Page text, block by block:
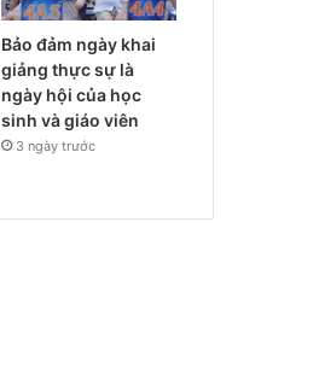
Bảo đảm ngày khai
giảng thực sự là
ngày hội của học
sinh và giáo viên
3 ngày trước